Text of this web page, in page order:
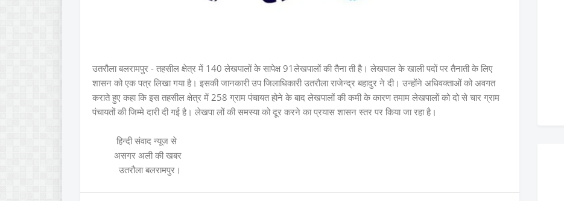
उतरौला बलरामपुर - तहसील क्षेत्र में 140 लेखपालों के सापेक्ष 91लेखपालों की तैना ती है। लेखपाल के खाली पदों पर तैनाती के लिए
शासन को एक पत्र लिखा गया है। इसकी जानकारी उप जिलाधिकारी उतरौला राजेन्द्र बहादुर ने दी। उन्होंने अधिवक्ताओं को अवगत
कराते हुए कहा कि इस तहसील क्षेत्र में 258 ग्राम पंचायत होने के बाद लेखपालों की कमी के कारण तमाम लेखपालों को दो से चार ग्राम
पंचायतों की जिम्मे दारी दी गई है। लेखपा लों की समस्या को दूर करने का प्रयास शासन स्तर पर किया जा रहा है।
हिन्दी संवाद न्यूज से
असगर अली की खबर
उतरौला बलरामपुर।